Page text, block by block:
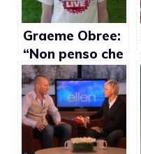
Graeme Obree:
“Non penso che
essere gay e
sportivi
professionisti
sia una buona
cosa”